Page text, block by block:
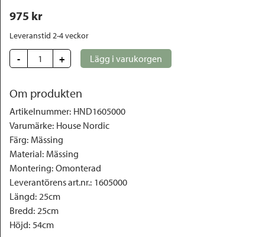
975 kr
Leveranstid 2-4 veckor
- + Lägg i varukorgen
Om produkten
Artikelnummer: HND1605000
Varumärke: House Nordic
Färg: Mässing
Material: Mässing
Montering: Omonterad
Leverantörens art.nr.: 1605000
Längd: 25cm
Bredd: 25cm
Höjd: 54cm